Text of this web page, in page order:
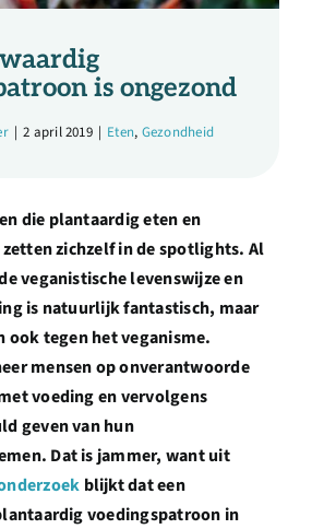
is ongezond
| 2 april 2019 | Eten, Gezondheid
die plantaardig eten en
zichzelf in de spotlights. Al
veganistische levenswijze en
is natuurlijk fantastisch, maar
ook tegen het veganisme.
mensen op onverantwoorde
voeding en vervolgens
geven van hun
Dat is jammer, want uit
blijkt dat een
voedingspatroon in